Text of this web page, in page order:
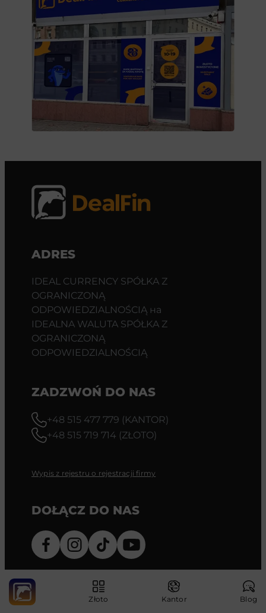
Złoto Kantor Blog
ADRES
IDEAL CURRENCY SPÓŁKA Z
OGRANICZONĄ
ODPOWIEDZIALNOŚCIĄ на
IDEALNA WALUTA SPÓŁKA Z
OGRANICZONĄ
ODPOWIEDZIALNOŚCIĄ
ZADZWOŃ DO NAS
+48 515 477 779 (KANTOR)
+48 515 719 714 (ZŁOTO)
Wypis z rejestru o rejestracji firmy
DOŁĄCZ DO NAS